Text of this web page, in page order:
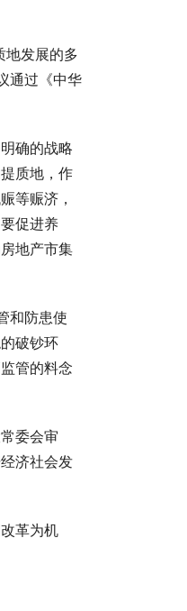
发展的多
通过《中华
确的战略
质地，作
等赈济，
促进养
地产市集
和防患使
破钞环
管的料念
委会审
济社会发
革为机